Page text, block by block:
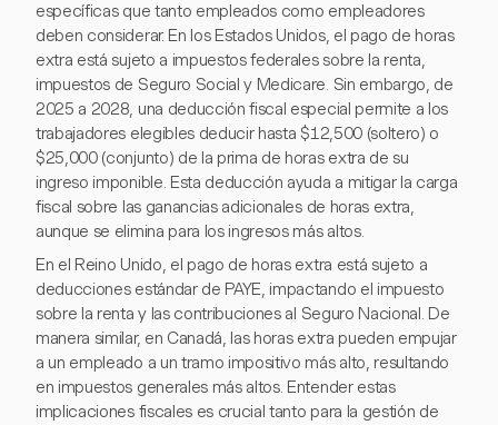
específicas que tanto empleados como empleadores
deben considerar. En los Estados Unidos, el pago de horas
extra está sujeto a impuestos federales sobre la renta,
impuestos de Seguro Social y Medicare. Sin embargo, de
2025 a 2028, una deducción fiscal especial permite a los
trabajadores elegibles deducir hasta $12,500 (soltero) o
$25,000 (conjunto) de la prima de horas extra de su
ingreso imponible. Esta deducción ayuda a mitigar la carga
fiscal sobre las ganancias adicionales de horas extra,
aunque se elimina para los ingresos más altos.
En el Reino Unido, el pago de horas extra está sujeto a
deducciones estándar de PAYE, impactando el impuesto
sobre la renta y las contribuciones al Seguro Nacional. De
manera similar, en Canadá, las horas extra pueden empujar
a un empleado a un tramo impositivo más alto, resultando
en impuestos generales más altos. Entender estas
implicaciones fiscales es crucial tanto para la gestión de